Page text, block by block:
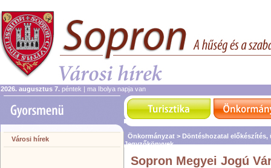
2026. augusztus 7. péntek | ma Ibolya napja van
Városi hírek Önkormányzat > Döntéshozatal előkészítés,
Jegyzőkönyvek
Sopron Megyei Jogú